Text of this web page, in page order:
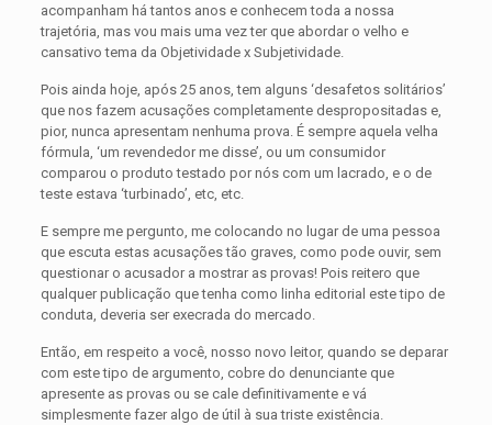
acompanham há tantos anos e conhecem toda a nossa
trajetória, mas vou mais uma vez ter que abordar o velho e
cansativo tema da Objetividade x Subjetividade.
Pois ainda hoje, após 25 anos, tem alguns ‘desafetos solitários’
que nos fazem acusações completamente despropositadas e,
pior, nunca apresentam nenhuma prova. É sempre aquela velha
fórmula, ‘um revendedor me disse’, ou um consumidor
comparou o produto testado por nós com um lacrado, e o de
teste estava ‘turbinado’, etc, etc.
E sempre me pergunto, me colocando no lugar de uma pessoa
que escuta estas acusações tão graves, como pode ouvir, sem
questionar o acusador a mostrar as provas! Pois reitero que
qualquer publicação que tenha como linha editorial este tipo de
conduta, deveria ser execrada do mercado.
Então, em respeito a você, nosso novo leitor, quando se deparar
com este tipo de argumento, cobre do denunciante que
apresente as provas ou se cale definitivamente e vá
simplesmente fazer algo de útil à sua triste existência.